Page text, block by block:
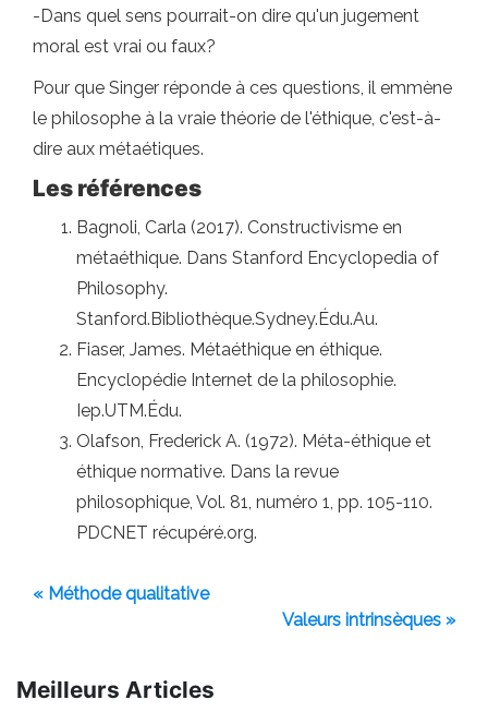
-Dans quel sens pourrait-on dire qu'un jugement
moral est vrai ou faux?
Pour que Singer réponde à ces questions, il emmène
le philosophe à la vraie théorie de l'éthique, c'est-à-
dire aux métaétiques.
Les références
Bagnoli, Carla (2017). Constructivisme en
métaéthique. Dans Stanford Encyclopedia of
Philosophy.
Stanford.Bibliothèque.Sydney.Édu.Au.
Fiaser, James. Métaéthique en éthique.
Encyclopédie Internet de la philosophie.
Iep.UTM.Édu.
Olafson, Frederick A. (1972). Méta-éthique et
éthique normative. Dans la revue
philosophique, Vol. 81, numéro 1, pp. 105-110.
PDCNET récupéré.org.
« Méthode qualitative
Valeurs intrinsèques »
Meilleurs Articles